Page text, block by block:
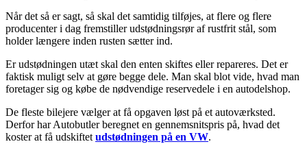
Når det så er sagt, så skal det samtidig tilføjes, at flere og flere
producenter i dag fremstiller udstødningsrør af rustfrit stål, som
holder længere inden rusten sætter ind.
Er udstødningen utæt skal den enten skiftes eller repareres. Det er
faktisk muligt selv at gøre begge dele. Man skal blot vide, hvad man
foretager sig og købe de nødvendige reservedele i en autodelshop.
De fleste bilejere vælger at få opgaven løst på et autoværksted.
Derfor har Autobutler beregnet en gennemsnitspris på, hvad det
koster at få udskiftetudstødningen på en VW.